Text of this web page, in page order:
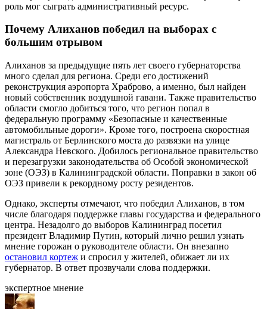
роль мог сыграть административный ресурс.
Почему Алиханов победил на выборах с
большим отрывом
Алиханов за предыдущие пять лет своего губернаторства
много сделал для региона. Среди его достижений
реконструкция аэропорта Храброво, а именно, был найден
новый собственник воздушной гавани. Также правительство
области смогло добиться того, что регион попал в
федеральную программу «Безопасные и качественные
автомобильные дороги». Кроме того, построена скоростная
магистраль от Берлинского моста до развязки на улице
Александра Невского. Добилось региональное правительство
и перезагрузки законодательства об Особой экономической
зоне (ОЭЗ) в Калининградской области. Поправки в закон об
ОЭЗ привели к рекордному росту резидентов.
Однако, эксперты отмечают, что победил Алиханов, в том
числе благодаря поддержке главы государства и федерального
центра. Незадолго до выборов Калининград посетил
президент Владимир Путин, который лично решил узнать
мнение горожан о руководителе области. Он внезапно
остановил кортеж и спросил у жителей, обижает ли их
губернатор. В ответ прозвучали слова поддержки.
экспертное мнение